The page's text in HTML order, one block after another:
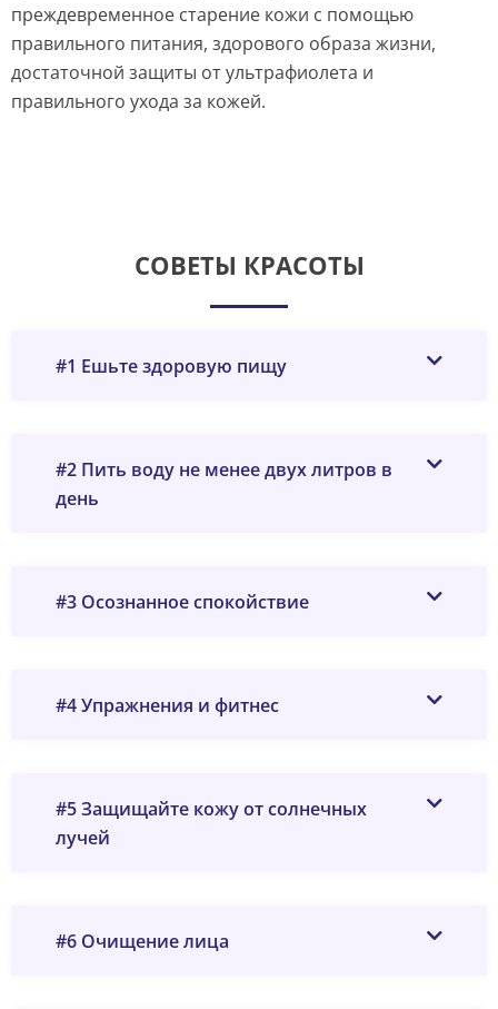
преждевременное старение кожи с помощью
правильного питания, здорового образа жизни,
достаточной защиты от ультрафиолета и
правильного ухода за кожей.
СОВЕТЫ КРАСОТЫ
#1 Ешьте здоровую пищу
#2 Пить воду не менее двух литров в
день
#3 Осознанное спокойствие
#4 Упражнения и фитнес
#5 Защищайте кожу от солнечных
лучей
#6 Очищение лица